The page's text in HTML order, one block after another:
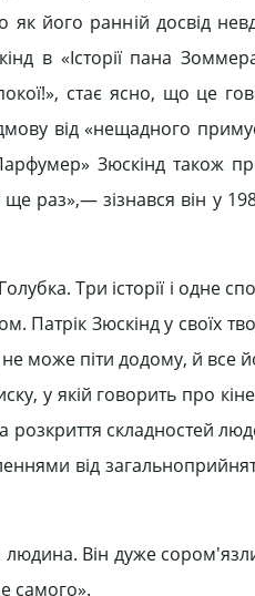
його ранній досвід
в «Історії пана
стає ясно, що це
від «нещадного
Зюскінд також
зізнався він у
Три історії і одне
Зюскінд у своїх
може піти додому, й все
у якій говорить про
складностей
від
Він дуже
самого».